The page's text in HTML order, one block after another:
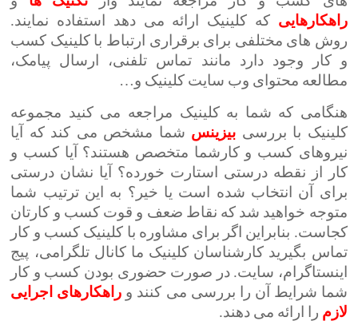
راهکارهایی که کلینیک ارائه می دهد استفاده نمایند.
روش های مختلفی برای برقراری ارتباط با کلینیک کسب
و کار وجود دارد مانند تماس تلفنی، ارسال پیامک،
مطالعه محتوای وب سایت کلینیک و…
هنگامی که شما به کلینیک مراجعه می کنید مجموعه
کلینیک با بررسی بیزینس شما مشخص می کند که آیا
نیروهای کسب و کارشما متخصص هستند؟ آیا کسب و
کار از نقطه درستی استارت خورده؟ آیا نشان درستی
برای آن انتخاب شده است یا خیر؟ به این ترتیب شما
متوجه خواهید شد که نقاط ضعف و قوت کسب و کارتان
کجاست. بنابراین اگر برای مشاوره با کلینیک کسب و کار
تماس بگیرید کارشناسان کلینیک ما کانال تلگرامی، پیج
اینستاگرام، سایت. در صورت حضوری بودن کسب و کار
شما شرایط آن را بررسی می کنند و راهکارهای اجرایی
لازم را ارائه می دهند.